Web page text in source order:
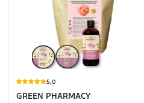
5,0
GREEN PHARMACY